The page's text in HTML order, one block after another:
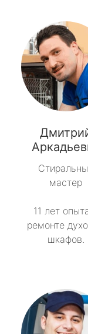
мастер
11 лет
ремонте
шкафов.